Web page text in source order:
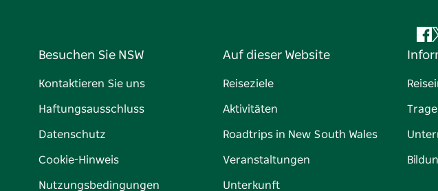
Besuchen Sie NSW
Kontaktieren Sie uns
Haftungsausschluss
Datenschutz
Cookie-Hinweis
Nutzungsbedingungen
Auf dieser Website
Reiseziele
Aktivitäten
Roadtrips in New South Wales
Veranstaltungen
Unterkunft